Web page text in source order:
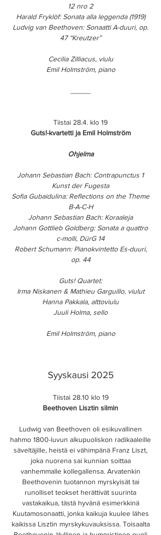
12 nro 2
Harald Fryklöf: Sonata alla leggenda (1919)
Ludvig van Beethoven: Sonaatti A-duuri, op.
47 “Kreutzer”
Cecilia Zilliacus, viulu
Emil Holmström, piano
Tiistai 28.4. klo 19
Guts!-kvartetti ja Emil Holmström
Ohjelma
Johann Sebastian Bach: Contrapunctus 1
Kunst der Fugesta
Sofia Gubaidulina: Reflections on the Theme
B-A-C-H
Johann Sebastian Bach: Koraaleja
Johann Gottlieb Goldberg: Sonata a quattro
c-molli, DürG 14
Robert Schumann: Pianokvintetto Es-duuri,
op. 44
Guts! Quartet:
Irma Niskanen & Mathieu Garguillo, viulut
Hanna Pakkala, alttoviulu
Juuli Holma, sello
Emil Holmström, piano
Syyskausi 2025
Tiistai 28.10 klo 19
Beethoven Lisztin silmin
Ludwig van Beethoven oli esikuvallinen
hahmo 1800-luvun alkupuoliskon radikaaleille
säveltäjille, heistä ei vähimpänä Franz Liszt,
joka nuorena sai kunnian soittaa
vanhemmalle kollegallensa. Arvatenkin
Beethovenin tuotannon myrskyisät tai
runolliset teokset herättivät suurinta
vastakaikua, tästä hyvänä esimerkkinä
Kuutamosonaatti, jonka kaikuja kuulee lähes
kaikissa Lisztin myrskykuvauksissa. Toisaalta